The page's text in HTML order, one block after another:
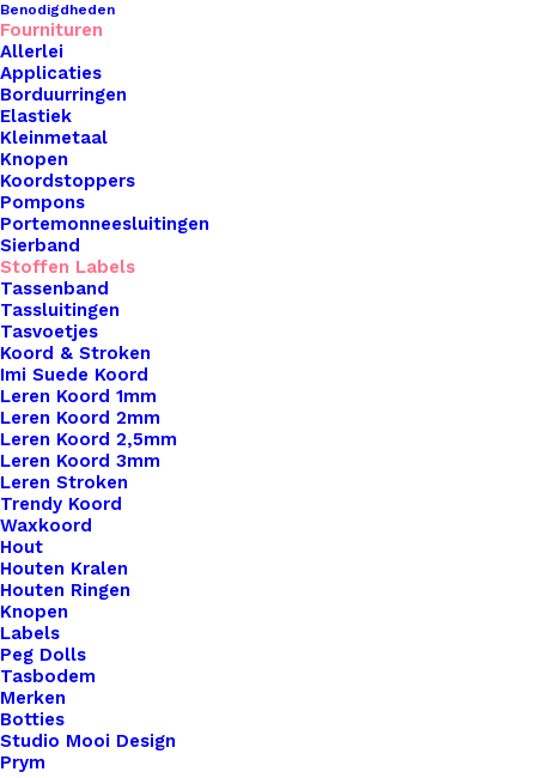
Benodigdheden
Fournituren
Allerlei
Applicaties
Borduurringen
Elastiek
Kleinmetaal
Knopen
Koordstoppers
Pompons
Portemonneesluitingen
Sierband
Stoffen Labels
Tassenband
Tassluitingen
Tasvoetjes
Koord & Stroken
Imi Suede Koord
Leren Koord 1mm
Leren Koord 2mm
Leren Koord 2,5mm
Leren Koord 3mm
Leren Stroken
Trendy Koord
Waxkoord
Hout
Houten Kralen
Houten Ringen
Knopen
Labels
Peg Dolls
Tasbodem
Merken
Botties
Studio Mooi Design
Prym